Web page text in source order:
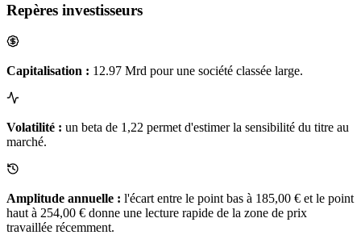
Repères investisseurs
Capitalisation : 12.97 Mrd pour une société classée large.
Volatilité : un beta de 1,22 permet d'estimer la sensibilité du titre au
marché.
Amplitude annuelle : l'écart entre le point bas à 185,00 € et le point
haut à 254,00 € donne une lecture rapide de la zone de prix
travaillée récemment.